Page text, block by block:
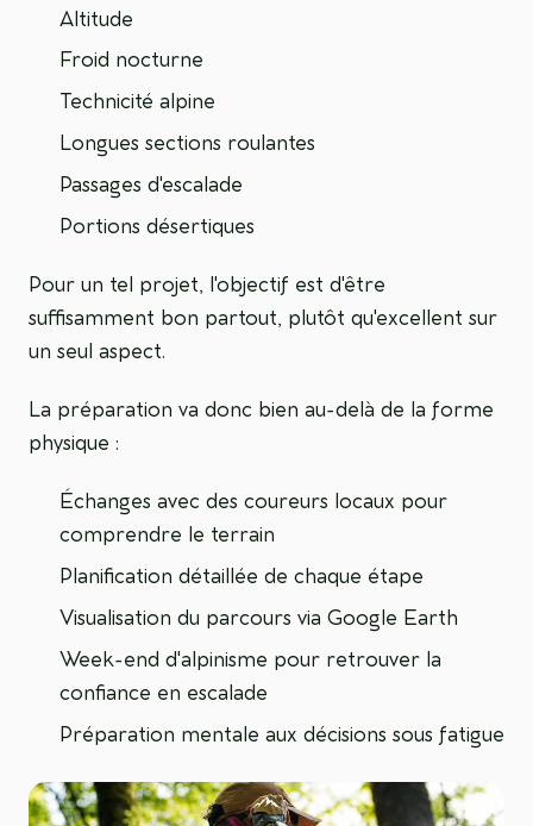
Altitude
Froid nocturne
Technicité alpine
Longues sections roulantes
Passages d'escalade
Portions désertiques
Pour un tel projet, l'objectif est d'être
suffisamment bon partout, plutôt qu'excellent sur
un seul aspect.
La préparation va donc bien au-delà de la forme
physique :
Échanges avec des coureurs locaux pour
comprendre le terrain
Planification détaillée de chaque étape
Visualisation du parcours via Google Earth
Week-end d'alpinisme pour retrouver la
confiance en escalade
Préparation mentale aux décisions sous fatigue